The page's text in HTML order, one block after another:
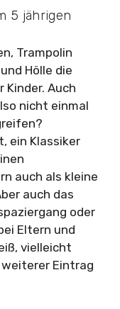
5 jährigen
Trampolin
Hölle die
Auch
nicht einmal
ein Klassiker
auch als kleine
auch das
oder
Eltern und
vielleicht
weiterer Eintrag